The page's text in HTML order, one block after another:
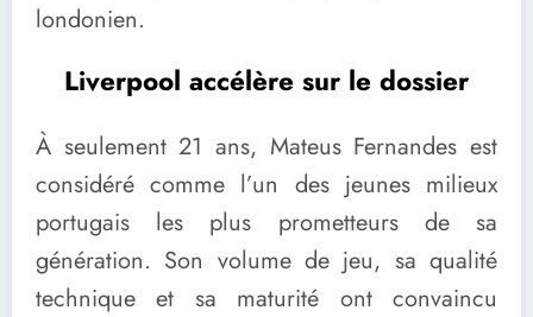
londonien.
Liverpool accélère sur le dossier
À seulement 21 ans, Mateus Fernandes est
considéré comme l’un des jeunes milieux
portugais les plus prometteurs de sa
génération. Son volume de jeu, sa qualité
technique et sa maturité ont convaincu